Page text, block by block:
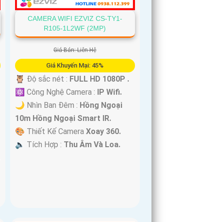
CAMERA WIFI EZVIZ CS-TY1-
R105-1L2WF (2MP)
Giá Bán: Liên Hệ
Giá Khuyến Mại: 45%
🦉 Độ sắc nét : FULL HD 1080P .
⚛️ Công Nghệ Camera : IP Wifi.
🌙 Nhìn Ban Đêm : Hồng Ngoại
10m Hồng Ngoại Smart IR.
🎨 Thiết Kế CameraXoay 360.
️🔈 Tích Hợp : Thu Âm Và Loa.